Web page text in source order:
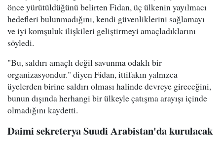
önce yürütüldüğünü belirten Fidan, üç ülkenin yayılmacı
hedefleri bulunmadığını, kendi güvenliklerini sağlamayı
ve iyi komşuluk ilişkileri geliştirmeyi amaçladıklarını
söyledi.
"Bu, saldırı amaçlı değil savunma odaklı bir
organizasyondur." diyen Fidan, ittifakın yalnızca
üyelerden birine saldırı olması halinde devreye gireceğini,
bunun dışında herhangi bir ülkeyle çatışma arayışı içinde
olmadığını kaydetti.
Daimi sekreterya Suudi Arabistan'da kurulacak